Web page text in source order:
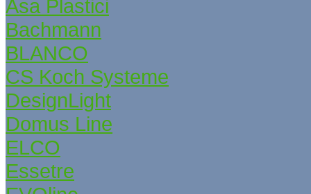
Asa Plastici
Bachmann
BLANCO
CS Koch Systeme
DesignLight
Domus Line
ELCO
Essetre